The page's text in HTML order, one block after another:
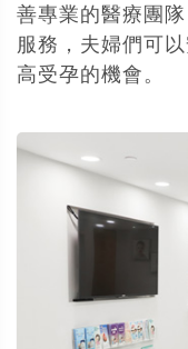
善專業的醫療團
服務，夫婦們可
高受孕的機會。